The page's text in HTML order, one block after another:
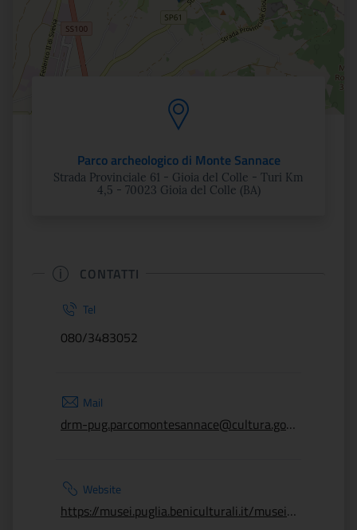
Parco archeologico di Monte Sannace
Strada Provinciale 61 - Gioia del Colle - Turi Km
4,5 - 70023 Gioia del Colle (BA)
CONTATTI
Tel
080/3483052
Mail
drm-pug.parcomontesannace@cultura.gov.it
Website
https://musei.puglia.beniculturali.it/musei/parco-archeologico-di-monte-sannace/